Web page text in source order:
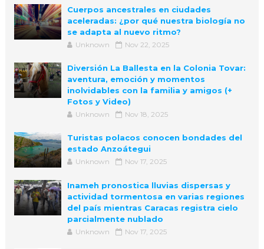
Cuerpos ancestrales en ciudades
aceleradas: ¿por qué nuestra biología no
se adapta al nuevo ritmo?
Unknown Nov 22, 2025
Diversión La Ballesta en la Colonia Tovar:
aventura, emoción y momentos
inolvidables con la familia y amigos (+
Fotos y Video)
Unknown Nov 18, 2025
Turistas polacos conocen bondades del
estado Anzoátegui
Unknown Nov 17, 2025
Inameh pronostica lluvias dispersas y
actividad tormentosa en varias regiones
del país mientras Caracas registra cielo
parcialmente nublado
Unknown Nov 17, 2025